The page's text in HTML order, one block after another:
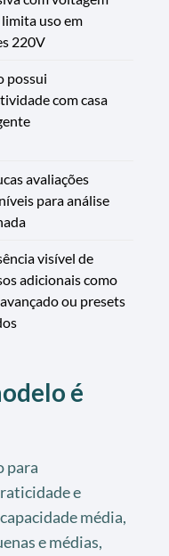
limita uso em
220V
possui
com casa
avaliações
para análise
visível de
adicionais como
ou presets
é
para
e
média,
e médias,